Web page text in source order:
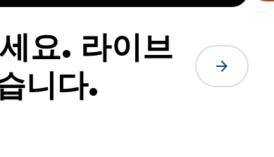
요. 라이브
니다.
arrow_forward